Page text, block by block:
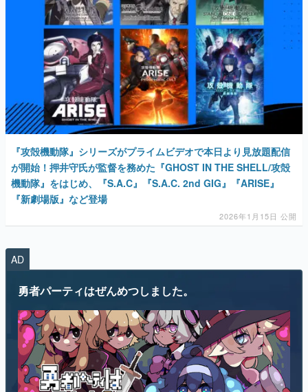
『攻殻機動隊』シリーズがプライムビデオで本日より見放題配信
が開始！押井守氏が監督を務めた『GHOST IN THE SHELL/攻殻
機動隊』をはじめ、『S.A.C』『S.A.C. 2nd GIG』『ARISE』
『新劇場版』など登場
2026年1月15日 公開
AD
勇者パーティはぜんめつしました。